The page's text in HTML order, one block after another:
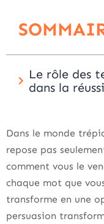
Le rôle des
dans la
Dans le monde
repose pas
comment vous le
chaque mot que
transforme en une
persuasion